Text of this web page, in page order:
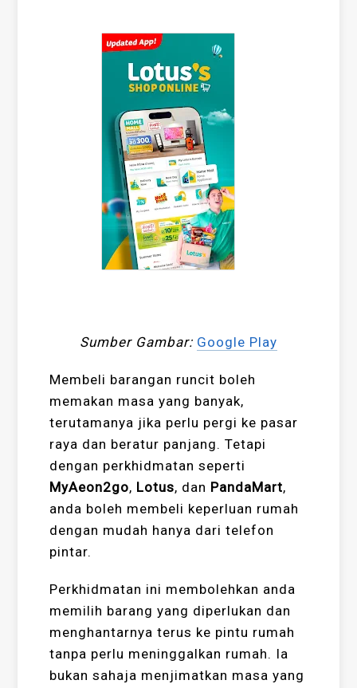
Sumber Gambar: Google Play
Membeli barangan runcit boleh
memakan masa yang banyak,
terutamanya jika perlu pergi ke pasar
raya dan beratur panjang. Tetapi
dengan perkhidmatan seperti
MyAeon2go, Lotus, dan PandaMart,
anda boleh membeli keperluan rumah
dengan mudah hanya dari telefon
pintar.
Perkhidmatan ini membolehkan anda
memilih barang yang diperlukan dan
menghantarnya terus ke pintu rumah
tanpa perlu meninggalkan rumah. Ia
bukan sahaja menjimatkan masa yang